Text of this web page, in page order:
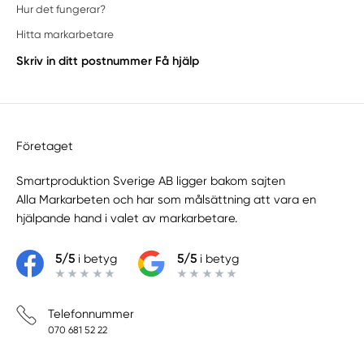
Hur det fungerar?
Hitta markarbetare
Skriv in ditt postnummer Få hjälp
Företaget
Smartproduktion Sverige AB ligger bakom sajten
Alla Markarbeten och har som målsättning att vara en
hjälpande hand i valet av markarbetare.
5/5i betyg 5/5i betyg
Telefonnummer
070 681 52 22